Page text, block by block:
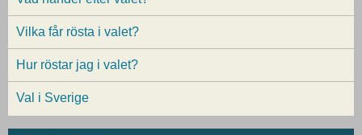
Vilka får rösta i valet?
Hur röstar jag i valet?
Val i Sverige